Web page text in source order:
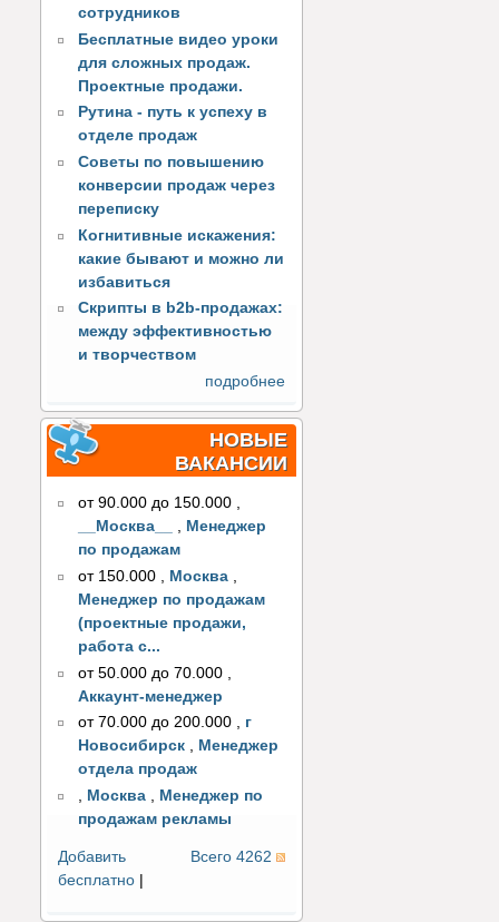
сотрудников
Бесплатные видео уроки
для сложных продаж.
Проектные продажи.
Рутина - путь к успеху в
отделе продаж
Советы по повышению
конверсии продаж через
переписку
Когнитивные искажения:
какие бывают и можно ли
избавиться
Скрипты в b2b-продажах:
между эффективностью
и творчеством
подробнее
НОВЫЕ
ВАКАНСИИ
от 90.000 до 150.000 ,
__Москва__
, Менеджер
по продажам
от 150.000
Москва
Менеджер по продажам
(проектные продажи,
работа с...
от 50.000 до 70.000
Аккаунт-менеджер
от 70.000 до 200.000 , г
Новосибирск , Менеджер
отдела продаж
, Москва , Менеджер по
продажам рекламы
Всего 4262
Добавить
бесплатно